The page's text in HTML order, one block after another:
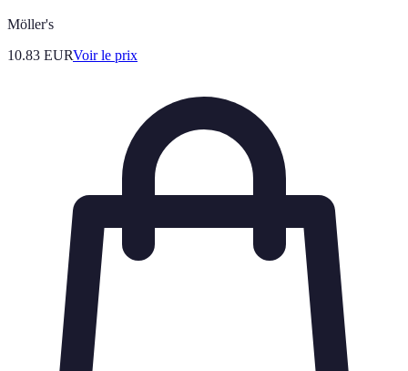
Möller's
10.83 EURVoir le prix